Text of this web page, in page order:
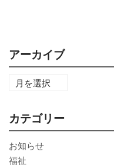
アーカイブ
カテゴリー
お知らせ
福祉